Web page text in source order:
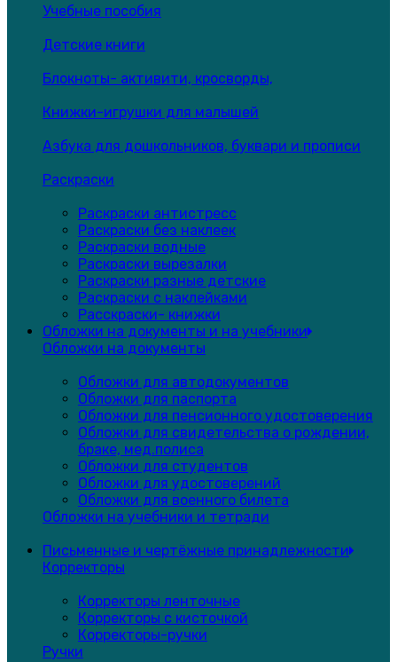
Учебные пособия
Детские книги
Блокноты- активити, кросворды,
Книжки-игрушки для малышей
Азбука для дошкольников, буквари и прописи
Раскраски
Раскраски антистресс
Раскраски без наклеек
Раскраски водные
Раскраски вырезалки
Раскраски разные детские
Раскраски с наклейками
Расскраски- книжки
Обложки на документы и на учебники
Обложки на документы
Обложки для автодокументов
Обложки для паспорта
Обложки для пенсионного удостоверения
Обложки для свидетельства о рождении,
браке, мед.полиса
Обложки для студентов
Обложки для удостоверений
Обложки для военного билета
Обложки на учебники и тетради
Письменные и чертёжные принадлежности
Корректоры
Корректоры ленточные
Корректоры с кисточкой
Корректоры-ручки
Ручки